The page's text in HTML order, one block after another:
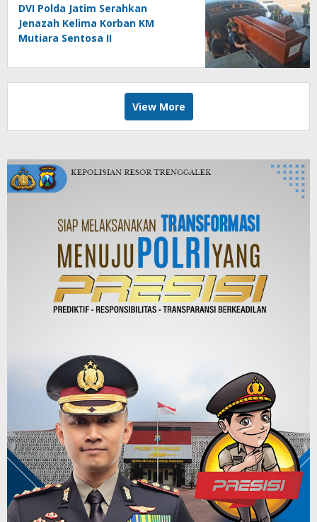
DVI Polda Jatim Serahkan
Jenazah Kelima Korban KM
Mutiara Sentosa II
View More